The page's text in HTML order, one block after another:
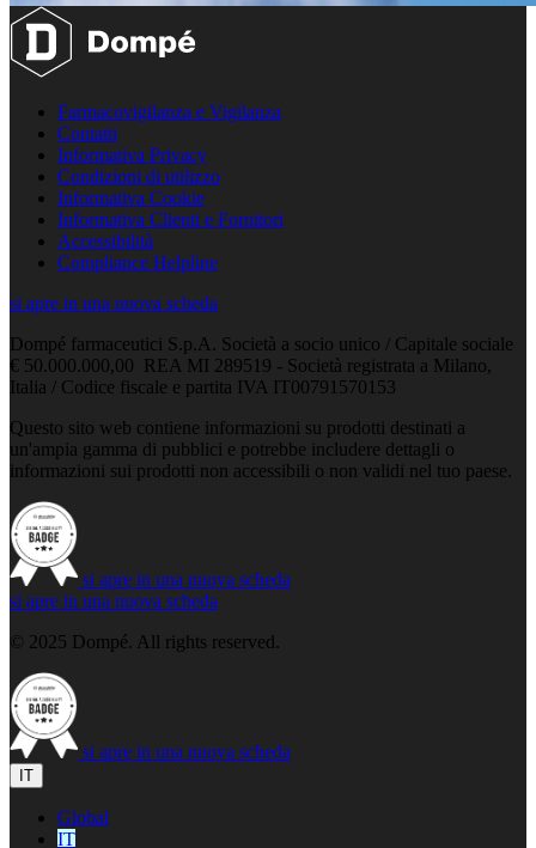
Farmacovigilanza e Vigilanza
Contatti
Informativa Privacy
Condizioni di utilizzo
Informativa Cookie
Informativa Clienti e Fornitori
Accessibilità
Compliance Helpline
si apre in una nuova scheda
Dompé farmaceutici S.p.A. Società a socio unico / Capitale sociale
€ 50.000.000,00 REA MI 289519 - Società registrata a Milano,
Italia / Codice fiscale e partita IVA IT00791570153
Questo sito web contiene informazioni su prodotti destinati a
un'ampia gamma di pubblici e potrebbe includere dettagli o
informazioni sui prodotti non accessibili o non validi nel tuo paese.
si apre in una nuova scheda
si apre in una nuova scheda
© 2025 Dompé. All rights reserved.
si apre in una nuova scheda
IT
Global
IT